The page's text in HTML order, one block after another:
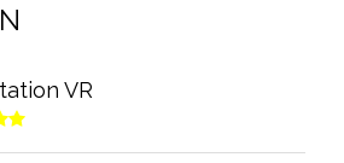
VR